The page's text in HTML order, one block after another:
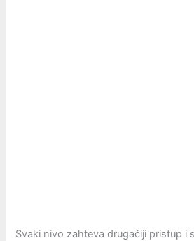
Svaki nivo zahteva drugačiji pristup i